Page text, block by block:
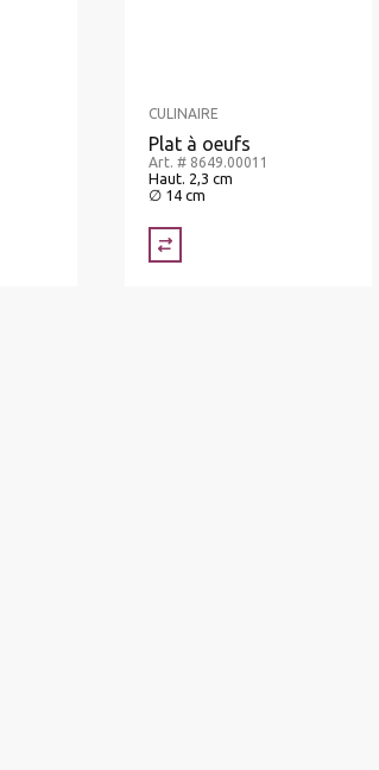
CULINAIRE
Plat à oeufs
Art. # 8649.00011
Haut. 2,3 cm
∅ 14 cm